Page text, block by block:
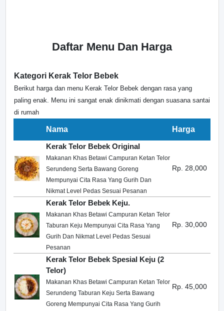
Daftar Menu Dan Harga
Kategori Kerak Telor Bebek
Berikut harga dan menu Kerak Telor Bebek dengan rasa yang
paling enak. Menu ini sangat enak dinikmati dengan suasana santai
di rumah
Nama
Harga
Kerak Telor Bebek Original
Makanan Khas Betawi Campuran Ketan Telor
Serundeng Serta Bawang Goreng
Mempunyai Cita Rasa Yang Gurih Dan
Nikmat Level Pedas Sesuai Pesanan
Rp. 28,000
Kerak Telor Bebek Keju.
Makanan Khas Betawi Campuran Ketan Telor
Taburan Keju Mempunyai Cita Rasa Yang
Gurih Dan Nikmat Level Pedas Sesuai
Pesanan
Rp. 30,000
Kerak Telor Bebek Spesial Keju (2
Telor)
Makanan Khas Betawi Campuran Ketan Telor
Serundeng Taburan Keju Serta Bawang
Goreng Mempunyai Cita Rasa Yang Gurih
Rp. 45,000